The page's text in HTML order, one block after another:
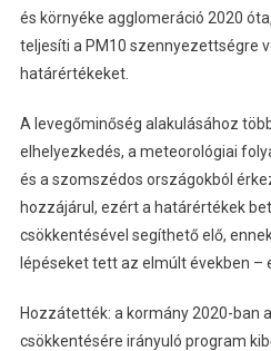
és környéke agglomeráció 2020
teljesíti a PM10 szennyezettségre
határértékeket.
A levegőminőség alakulásához
elhelyezkedés, a meteorológiai
és a szomszédos országokból
hozzájárul, ezért a határértékek
csökkentésével segíthető elő,
lépéseket tett az elmúlt években –
Hozzátették: a kormány 2020-ban
csökkentésére irányuló program